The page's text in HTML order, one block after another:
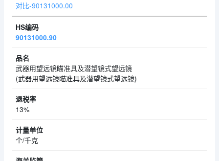
对比-90131000.00
90131000.90
武器用望远镜瞄准具及潜望镜式望远镜
(武器用望远镜瞄准具及潜望镜式望远镜)
13%
个/千克